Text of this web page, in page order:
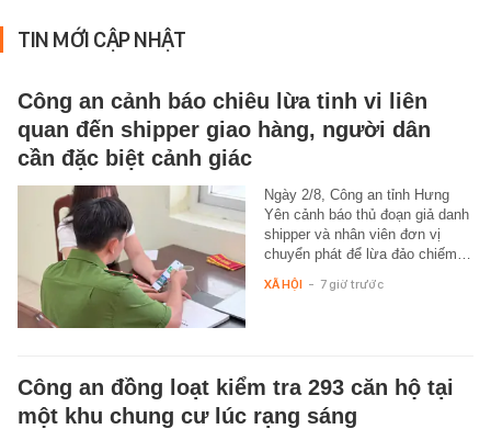
TIN MỚI CẬP NHẬT
Công an cảnh báo chiêu lừa tinh vi liên
quan đến shipper giao hàng, người dân
cần đặc biệt cảnh giác
Ngày 2/8, Công an tỉnh Hưng
Yên cảnh báo thủ đoạn giả danh
shipper và nhân viên đơn vị
chuyển phát để lừa đảo chiếm…
XÃ HỘI - 7 giờ trước
Công an đồng loạt kiểm tra 293 căn hộ tại
một khu chung cư lúc rạng sáng